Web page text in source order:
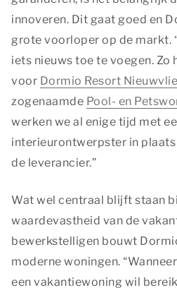
innoveren. Dit gaat goed en
grote voorloper op de markt.
iets nieuws toe te voegen. Zo
voor Dormio Resort
zogenaamde Pool- en
werken we al enige tijd met
interieurontwerpster in
de leverancier.”
Wat wel centraal blijft staan
waardevastheid van de
bewerkstelligen bouwt
moderne woningen.
een vakantiewoning wil